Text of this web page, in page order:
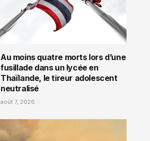
Au moins quatre morts lors d’une
fusillade dans un lycée en
Thaïlande, le tireur adolescent
neutralisé
août 7, 2026